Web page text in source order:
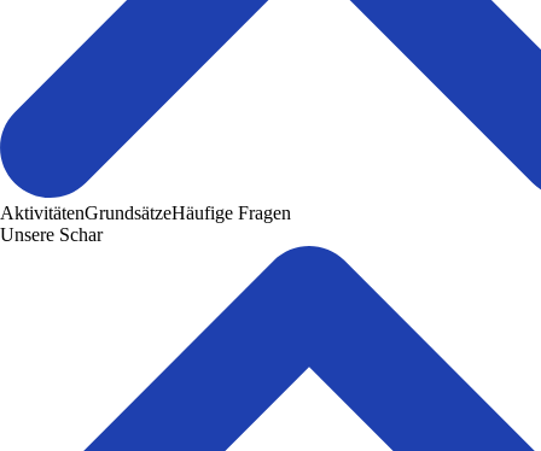
AktivitätenGrundsätzeHäufige Fragen
Unsere Schar